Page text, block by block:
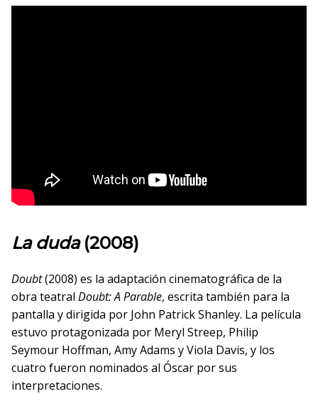
La duda (2008)
Doubt(2008) es la adaptación cinematográfica de la
obra teatral Doubt: A Parable, escrita también para la
pantalla y dirigida por John Patrick Shanley. La película
estuvo protagonizada por Meryl Streep, Philip
Seymour Hoffman, Amy Adams y Viola Davis, y los
cuatro fueron nominados al Óscar por sus
interpretaciones.